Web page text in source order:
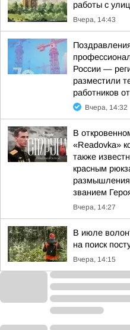
работы с
Вчера, 14:43
России —
разместили
работников
Вчера, 14:32
В
«Readovka»
также
красным
званием
Вчера, 14:27
В июле
на поиск
Вчера, 14:15